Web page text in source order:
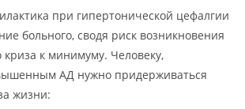
при гипертонической цефалгии
больного, сводя риск возникновения
криза к минимуму. Человеку,
АД нужно придерживаться
жизни: